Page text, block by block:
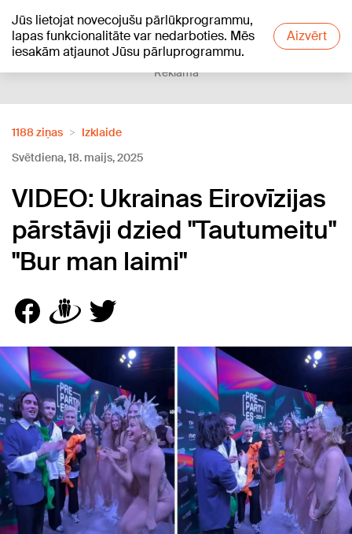
Jūs lietojat novecojušu pārlūkprogrammu,
lapas funkcionalitāte var nedarboties. Mēs
iesakām atjaunot Jūsu pārluprogrammu.
Aizvērt
+21°C
Reklāma
1188 ziņas
Izklaide
Svētdiena, 18. maijs, 2025
VIDEO: Ukrainas Eirovīzijas
pārstāvji dzied "Tautumeitu"
"Bur man laimi"